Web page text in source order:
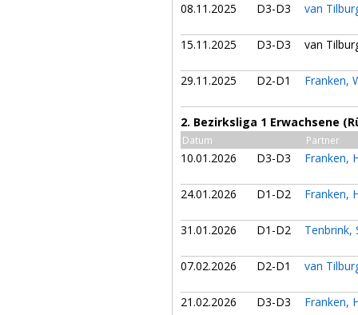
08.11.2025 D3-D3 van
15.11.2025 D3-D3 van
29.11.2025 D2-D1 Franken,
2. Bezirksliga 1 Erwachsene
Datum Partner
10.01.2026 D3-D3 Franken,
24.01.2026 D1-D2 Franken,
31.01.2026 D1-D2 Tenbrink,
07.02.2026 D2-D1 van
21.02.2026 D3-D3 Franken,